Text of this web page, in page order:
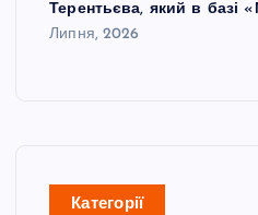
Терентьєва, який в базі
Липня, 2026
Категорії